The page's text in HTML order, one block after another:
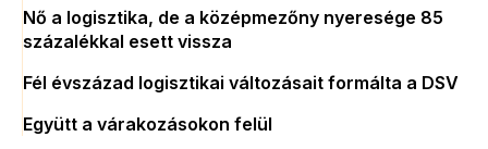
Nő a logisztika, de a középmezőny nyeresége 85
százalékkal esett vissza
Fél évszázad logisztikai változásait formálta a DSV
Együtt a várakozásokon felül